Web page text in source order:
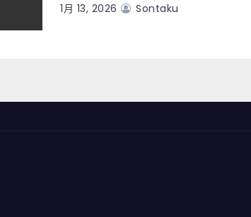
1月 13, 2026 Sontaku